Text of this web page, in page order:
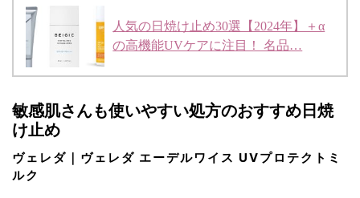
人気の日焼け止め30選【2024年】＋α
の高機能UVケアに注目！ 名品…
敏感肌さんも使いやすい処方のおすすめ日焼
け止め
ヴェレダ｜ヴェレダ エーデルワイス UVプロテクトミ
ルク